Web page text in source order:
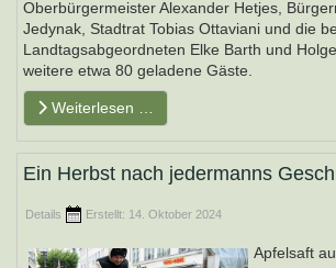
Oberbürgermeister Alexander Hetjes,
Jedynak, Stadtrat Tobias Ottaviani und die
Landtagsabgeordneten Elke Barth und
weitere etwa 80 geladene Gäste.
Weiterlesen …
Ein Herbst nach jedermanns
Details Erstellt: 14. Oktober 2024
Apfelsaft